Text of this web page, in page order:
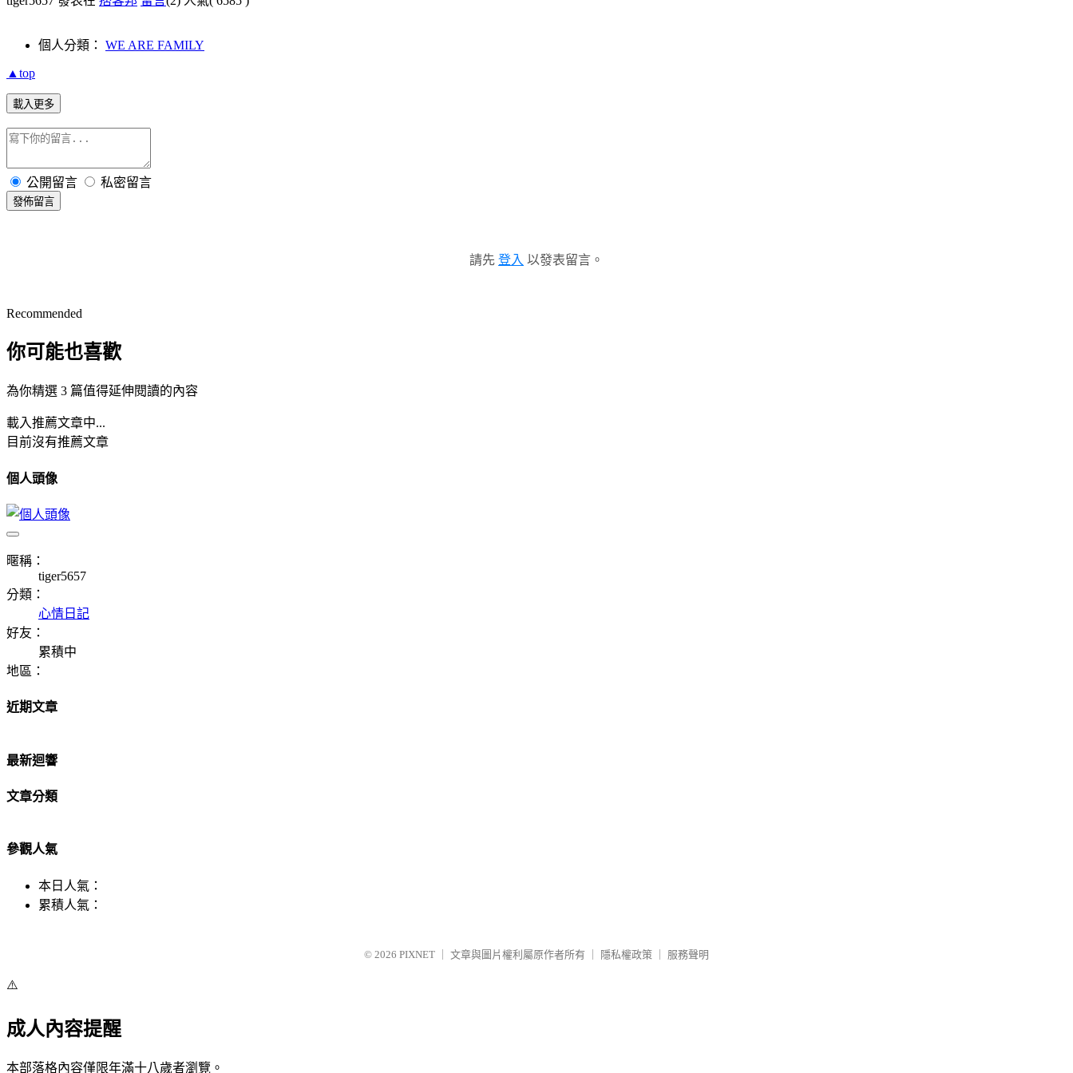
個人分類： WE ARE FAMILY
▲top
載入更多
公開留言 私密留言
發佈留言
請先 登入 以發表留言。
Recommended
你可能也喜歡
為你精選 3 篇值得延伸閱讀的內容
載入推薦文章中...
目前沒有推薦文章
個人頭像
暱稱：
tiger5657
分類：
心情日記
好友：
累積中
地區：
近期文章
最新迴響
文章分類
參觀人氣
本日人氣：
累積人氣：
© 2026 PIXNET 文章與圖片權利屬原作者所有 隱私權政策 服務聲明
⚠️
成人內容提醒
本部落格內容僅限年滿十八歲者瀏覽。